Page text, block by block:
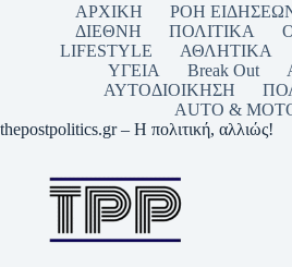
ΑΡΧΙΚΗ ΡΟΗ
ΔΙΕΘΝΗ
ΠΟΛΙΤΙΚΑ
LIFESTYLE
ΑΘΛΗΤΙΚΑ
ΥΓΕΙΑ
Break Out
ΑΥΤΟΔΙΟΙΚΗΣΗ
AUTO &
thepostpolitics.gr – Η πολιτική, αλλιώς!